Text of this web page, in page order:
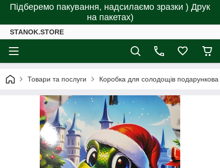
Підберемо пакування, надсилаємо зразки ) Друк
на пакетах)
STANOK.STORE
Товари та послуги Коробка для солодощів подарункова